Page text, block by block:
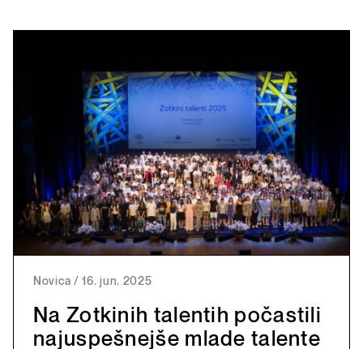
Novica /16. jun. 2025
Na Zotkinih talentih počastili
najuspešnejše mlade talente